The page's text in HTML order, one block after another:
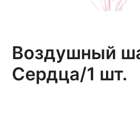
Воздушный
Сердца/1 шт.